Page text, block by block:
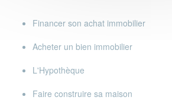
Financer son achat immobilier
Acheter un bien immobilier
L'Hypothèque
Faire construire sa maison